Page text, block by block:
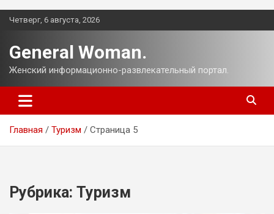
Перейти
Четверг, 6 августа, 2026
General Woman.
Женский информационно-развлекательный портал.
Главная Туризм Страница 5
Рубрика: Туризм